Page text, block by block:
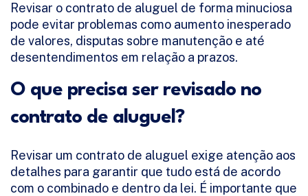
Revisar o contrato de aluguel de forma minuciosa
pode evitar problemas como aumento inesperado
de valores, disputas sobre manutenção e até
desentendimentos em relação a prazos.
O que precisa ser revisado no
contrato de aluguel?
Revisar um contrato de aluguel exige atenção aos
detalhes para garantir que tudo está de acordo
com o combinado e dentro da lei. É importante que